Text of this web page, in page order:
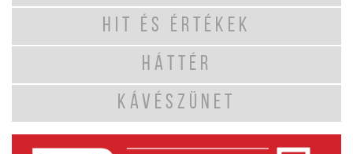
HIT ÉS ÉRTÉKEK
HÁTTÉR
KÁVÉSZÜNET